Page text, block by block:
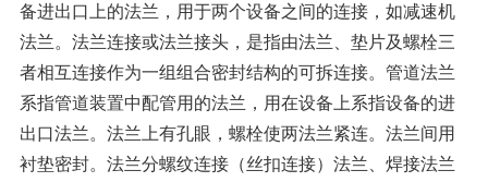
备进出口上的法兰，用于两个设备之间的连接，如减速机
法兰。法兰连接或法兰接头，是指由法兰、垫片及螺栓三
者相互连接作为一组组合密封结构的可拆连接。管道法兰
系指管道装置中配管用的法兰，用在设备上系指设备的进
出口法兰。法兰上有孔眼，螺栓使两法兰紧连。法兰间用
衬垫密封。法兰分螺纹连接（丝扣连接）法兰、焊接法兰